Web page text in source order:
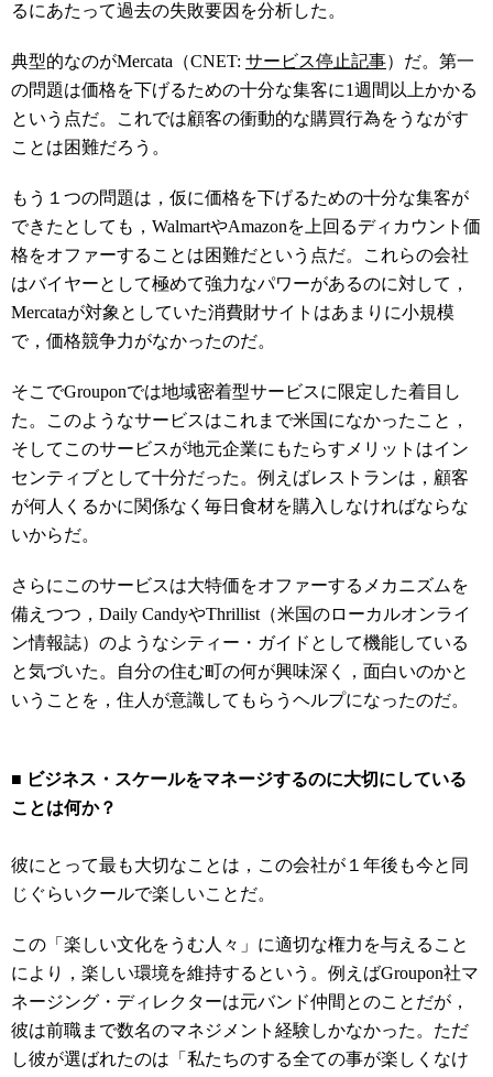
るにあたって過去の失敗要因を分析した。
典型的なのがMercata（CNET: サービス停止記事）だ。第一
の問題は価格を下げるための十分な集客に1週間以上かかる
という点だ。これでは顧客の衝動的な購買行為をうながす
ことは困難だろう。
もう１つの問題は，仮に価格を下げるための十分な集客が
できたとしても，WalmartやAmazonを上回るディカウント価
格をオファーすることは困難だという点だ。これらの会社
はバイヤーとして極めて強力なパワーがあるのに対して，
Mercataが対象としていた消費財サイトはあまりに小規模
で，価格競争力がなかったのだ。
そこでGrouponでは地域密着型サービスに限定した着目し
た。このようなサービスはこれまで米国になかったこと，
そしてこのサービスが地元企業にもたらすメリットはイン
センティブとして十分だった。例えばレストランは，顧客
が何人くるかに関係なく毎日食材を購入しなければならな
いからだ。
さらにこのサービスは大特価をオファーするメカニズムを
備えつつ，Daily CandyやThrillist（米国のローカルオンライ
ン情報誌）のようなシティー・ガイドとして機能している
と気づいた。自分の住む町の何が興味深く，面白いのかと
いうことを，住人が意識してもらうヘルプになったのだ。
■ ビジネス・スケールをマネージするのに大切にしている
ことは何か？
彼にとって最も大切なことは，この会社が１年後も今と同
じぐらいクールで楽しいことだ。
この「楽しい文化をうむ人々」に適切な権力を与えること
により，楽しい環境を維持するという。例えばGroupon社マ
ネージング・ディレクターは元バンド仲間とのことだが，
彼は前職まで数名のマネジメント経験しかなかった。ただ
し彼が選ばれたのは「私たちのする全ての事が楽しくなけ